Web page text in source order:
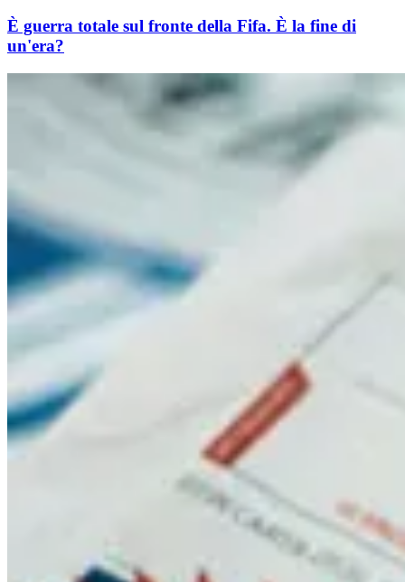
È guerra totale sul fronte della Fifa. È la fine di
un'era?